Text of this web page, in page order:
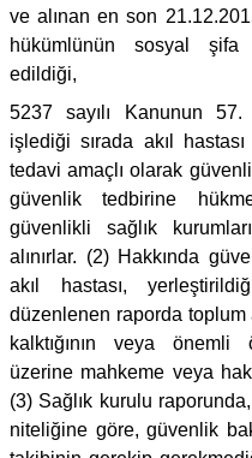
ve alınan en son
hükümlünün sosyal
edildiği,
5237 sayılı Kanunun
işlediği sırada akıl
tedavi amaçlı olarak
güvenlik tedbirine
güvenlikli sağlık
alınırlar. (2) Hakkında
akıl hastası,
düzenlenen raporda toplum
kalktığının veya önemli
üzerine mahkeme veya
(3) Sağlık kurulu
niteliğine göre, güvenlik